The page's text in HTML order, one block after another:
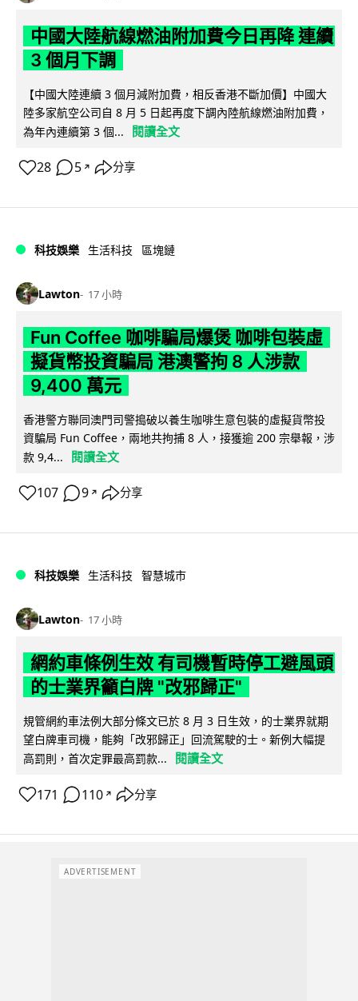
中國大陸航線燃油附加費今日再降 連續
3 個月下調
【中國大陸連續 3 個月減附加費，相反香港不斷加價】中國大
陸多家航空公司自 8 月 5 日起再度下調內陸航線燃油附加費，
為年內連續第 3 個...
閱讀全文
28 5 ↗ 分享
科技娛樂 生活科技 區塊鏈
Lawton 17 小時
Fun Coffee 咖啡騙局爆煲 咖啡包裝虛
擬貨幣投資騙局 港澳警拘 8 人涉款
9,400 萬元
香港警方聯同澳門司警搗破以養生咖啡生意包裝的虛擬貨幣投
資騙局 Fun Coffee，兩地共拘捕 8 人，接獲逾 200 宗舉報，涉
款 9,4...
閱讀全文
107 9 ↗ 分享
科技娛樂 生活科技 智慧城市
Lawton 17 小時
網約車條例生效 有司機暫時停工避風頭
的士業界籲白牌 "改邪歸正"
規管網約車法例大部分條文已於 8 月 3 日生效，的士業界就期
望白牌車司機，能夠「改邪歸正」回流駕駛的士。新例大幅提
高罰則，首次定罪最高罰款...
閱讀全文
171 110 ↗ 分享
ADVERTISEMENT